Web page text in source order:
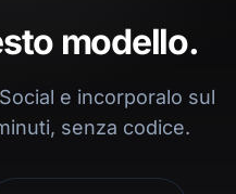
modello.
e incorporalo sul
senza codice.